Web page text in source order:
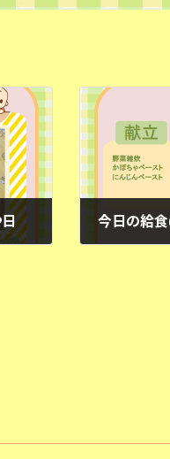
今日の給